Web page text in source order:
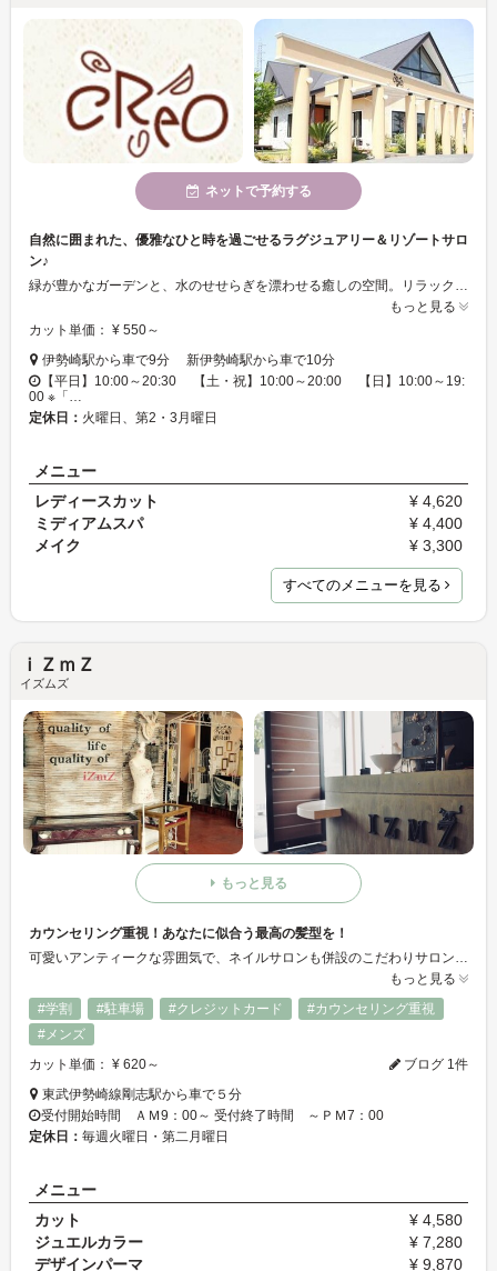
ネットで予約する
自然に囲まれた、優雅なひと時を過ごせるラグジュアリー＆リゾートサロ
ン♪
もっと見る
カット単価： ¥ 550～
伊勢崎駅から車で9分 新伊勢崎駅から車で10分
【平日】10:00～20:30 【土・祝】10:00～20:00 【日】10:00～19:
00 ※「…
定休日： 火曜日、第2・3月曜日
メニュー
レディースカット
¥ 4,620
ミディアムスパ
¥ 4,400
メイク
¥ 3,300
すべてのメニューを見る
ｉＺｍＺ
イズムズ
もっと見る
カウンセリング重視！あなたに似合う最高の髪型を！
もっと見る
#学割
#駐車場 #クレジットカード
#カウンセリング重視
#メンズ
カット単価： ¥ 620～
ブログ 1件
東武伊勢崎線剛志駅から車で５分
受付開始時間 ＡＭ9：00～ 受付終了時間 ～ＰＭ7：00
定休日： 毎週火曜日・第二月曜日
メニュー
カット
¥ 4,580
ジュエルカラー
¥ 7,280
デザインパーマ
¥ 9,870